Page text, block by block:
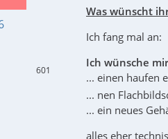
601
Was wünscht
Ich fang mal an:
Ich wünsche
... einen haufen
... nen
... ein neues
alles eher